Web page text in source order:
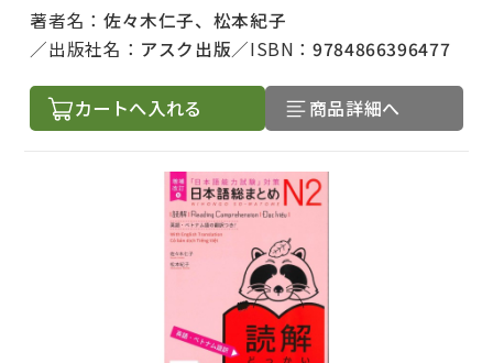
著者名： 佐々木仁子、松本紀子
出版社名： アスク出版 ISBN：9784866396477
カートへ入れる 商品詳細へ